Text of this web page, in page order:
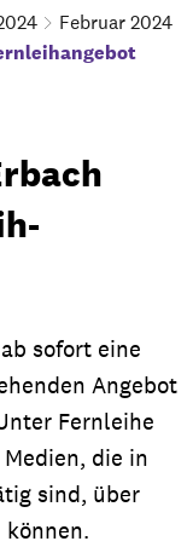
Februar 2024
sofort eine
Angebot
Fernleihe
die in
sind, über